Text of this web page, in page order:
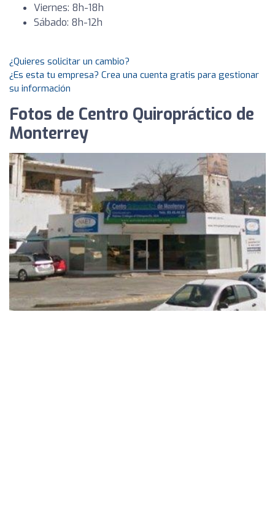
Viernes: 8h-18h
Sábado: 8h-12h
¿Quieres solicitar un cambio?
¿Es esta tu empresa? Crea una cuenta gratis para gestionar
su información
Fotos de Centro Quiropráctico de
Monterrey